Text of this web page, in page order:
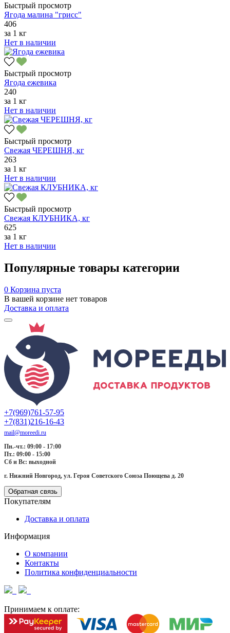
Быстрый просмотр
Ягода малина "грисс"
406
за 1 кг
Нет в наличии
Быстрый просмотр
Ягода ежевика
240
за 1 кг
Нет в наличии
Быстрый просмотр
Свежая ЧЕРЕШНЯ, кг
263
за 1 кг
Нет в наличии
Быстрый просмотр
Свежая КЛУБНИКА, кг
625
за 1 кг
Нет в наличии
Популярные товары категории
0 Корзина пуста
В вашей корзине нет товаров
Доставка и оплата
+7(969)761-57-95
+7(831)216-16-43
mail@moreedi.ru
Пн.-чт.: 09:00 - 17:00
Пт.: 09:00 - 15:00
Сб и Вс: выходной
г. Нижний Новгород, ул. Героя Советского Союза Поющева д. 20
Обратная связь
Покупателям
Доставка и оплата
Информация
О компании
Контакты
Политика конфиденциальности
Принимаем к оплате: